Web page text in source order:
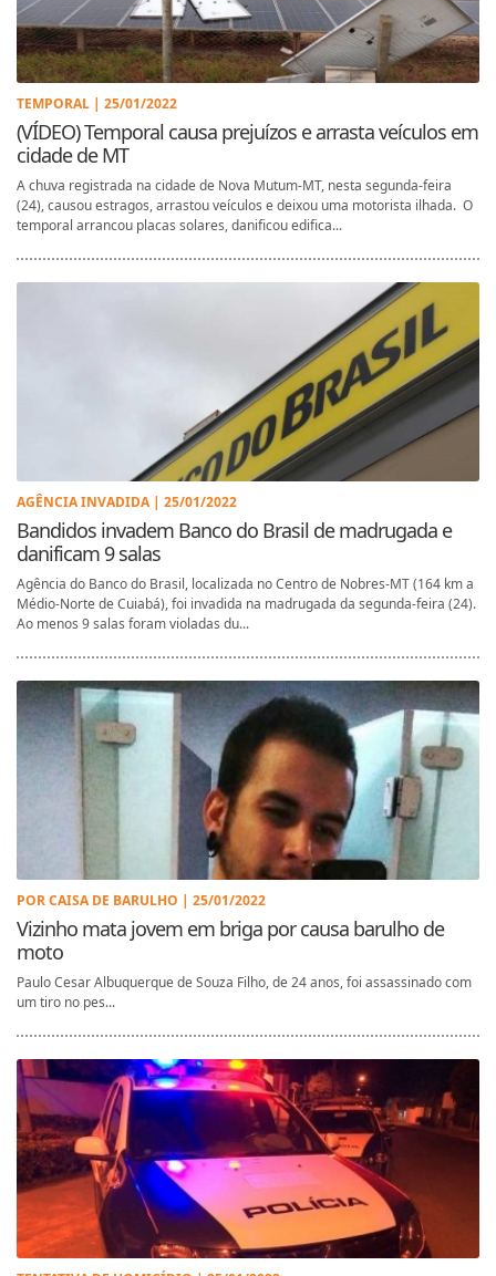
TEMPORAL | 25/01/2022
(VÍDEO) Temporal causa prejuízos e arrasta veículos em
cidade de MT
A chuva registrada na cidade de Nova Mutum-MT, nesta segunda-feira
(24), causou estragos, arrastou veículos e deixou uma motorista ilhada. O
temporal arrancou placas solares, danificou edifica...
AGÊNCIA INVADIDA | 25/01/2022
Bandidos invadem Banco do Brasil de madrugada e
danificam 9 salas
Agência do Banco do Brasil, localizada no Centro de Nobres-MT (164 km a
Médio-Norte de Cuiabá), foi invadida na madrugada da segunda-feira (24).
Ao menos 9 salas foram violadas du...
POR CAISA DE BARULHO | 25/01/2022
Vizinho mata jovem em briga por causa barulho de
moto
Paulo Cesar Albuquerque de Souza Filho, de 24 anos, foi assassinado com
um tiro no pes...